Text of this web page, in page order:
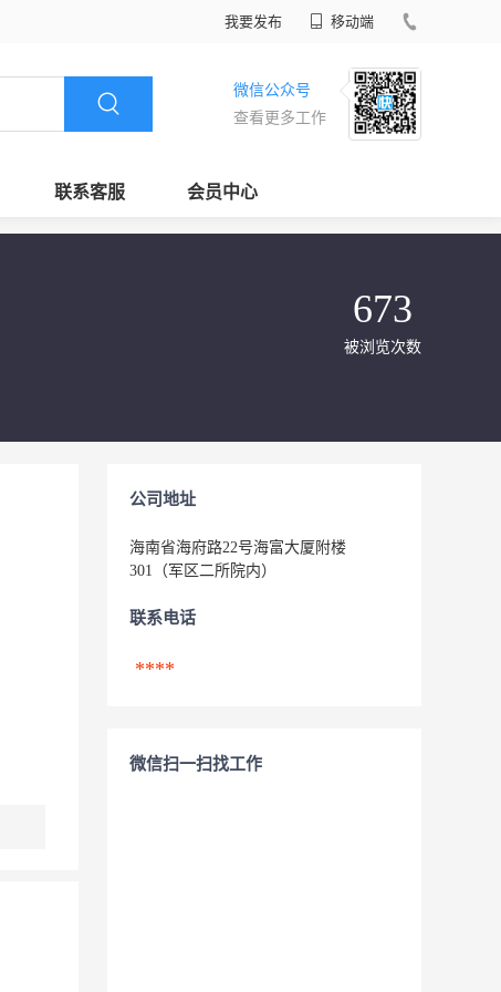
我要发布 移动端
微信公众号
查看更多工作
联系客服 会员中心
673
被浏览次数
公司地址
海南省海府路22号海富大厦附楼
301（军区二所院内）
联系电话
****
微信扫一扫找工作